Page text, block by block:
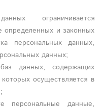
ограничивается
определенных и законных
персональных данных,
данных;
данных, содержащих
осуществляется в
персональные данные,